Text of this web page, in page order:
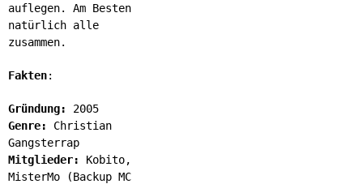
auflegen. Am Besten
natürlich alle
zusammen.
Fakten:
Gründung:
2005
Genre: Christian
Gangsterrap​
Mitglieder: Kobito,
MisterMo (Backup MC